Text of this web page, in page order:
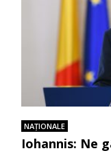
NAŢIONALE
Iohannis: Ne